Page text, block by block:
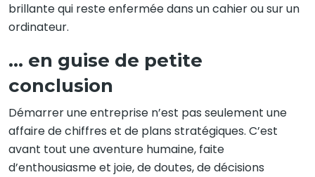
brillante qui reste enfermée dans un cahier ou sur un
ordinateur.
… en guise de petite
conclusion
Démarrer une entreprise n’est pas seulement une
affaire de chiffres et de plans stratégiques. C’est
avant tout une aventure humaine, faite
d’enthousiasme et joie, de doutes, de décisions